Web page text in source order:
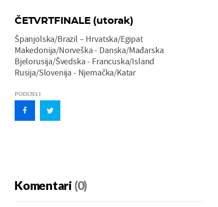
ČETVRTFINALE (utorak)
Španjolska/Brazil – Hrvatska/Egipat
Makedonija/Norveška - Danska/Mađarska
Bjelorusija/Švedska - Francuska/Island
Rusija/Slovenija - Njemačka/Katar
PODIJELI
Komentari (0)